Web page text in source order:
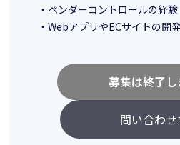
・ベンダーコントロールの経験
・WebアプリやECサイトの開
問い合わせ
募集は終了